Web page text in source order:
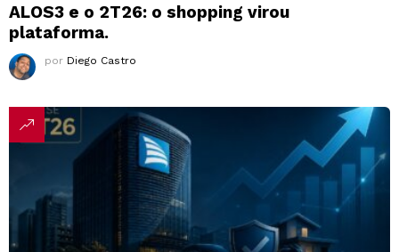
ALOS3 e o 2T26: o shopping virou
plataforma.
por Diego Castro